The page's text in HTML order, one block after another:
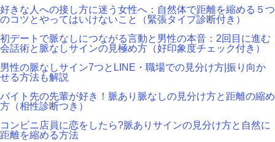
好きな人への接し方に迷う女性へ：自然体で距離を縮める５つ
のコツとやってはいけないこと（緊張タイプ診断付き）
初デートで脈なしにつながる言動と男性の本音：2回目に進む
会話術と脈なしサインの見極め方（好印象度チェック付き）
男性の脈なしサイン7つとLINE・職場での見分け方|振り向か
せる方法も解説
バイト先の先輩が好き！脈あり脈なしの見分け方と距離の縮め
方（相性診断つき）
コンビニ店員に恋をしたら?脈ありサインの見分け方と自然に
距離を縮める方法